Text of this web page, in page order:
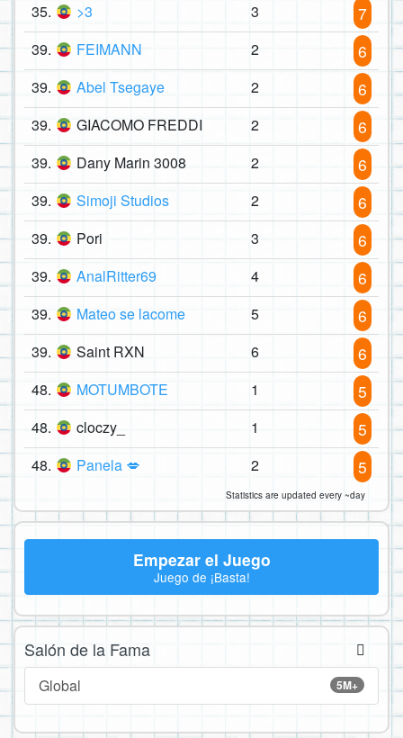
35. >3 3 7
39. FEIMANN 2 6
39. Abel Tsegaye 2 6
39. GIACOMO FREDDI 2 6
39. Dany Marin 3008 2 6
39. Simoji Studios 2 6
39. Pori 3 6
39. AnalRitter69 4 6
39. Mateo se lacome 5 6
39. Saint RXN 6 6
48. MOTUMBOTE 1 5
48. cloczy_ 1 5
48. Panela 💋 2 5
Statistics are updated every ~day
Empezar el Juego
Juego de ¡Basta!
Salón de la Fama
5M+
Global